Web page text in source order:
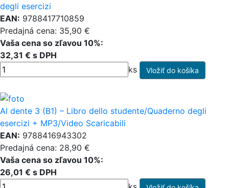
degli esercizi
EAN: 9788417710859
Predajná cena: 35,90 €
Vaša cena so zľavou 10%:
32,31 € s DPH
ks
Al dente 3 (B1) – Libro dello studente/Quaderno degli
esercizi + MP3/Video Scaricabili
EAN: 9788416943302
Predajná cena: 28,90 €
Vaša cena so zľavou 10%:
26,01 € s DPH